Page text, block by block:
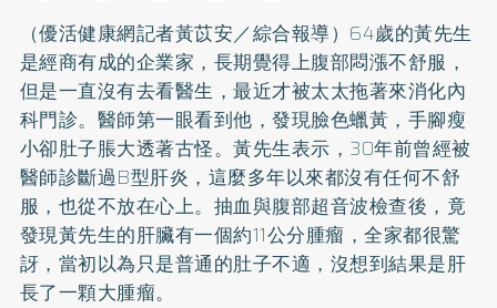
（優活健康網記者黃苡安／綜合報導）64歲的黃先生
是經商有成的企業家，長期覺得上腹部悶漲不舒服，
但是一直沒有去看醫生，最近才被太太拖著來消化內
科門診。醫師第一眼看到他，發現臉色蠟黃，手腳瘦
小卻肚子脹大透著古怪。黃先生表示，30年前曾經被
醫師診斷過B型肝炎 ，這麼多年以來都沒有任何不舒
服，也從不放在心上。抽血與腹部超音波檢查後，竟
發現黃先生的肝臟有一個約11公分腫瘤，全家都很驚
訝，當初以為只是普通的肚子不適，沒想到結果是肝
長了一顆大腫瘤。